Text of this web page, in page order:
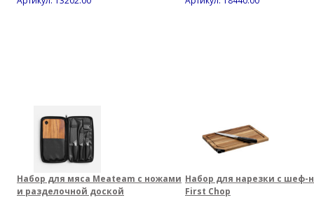
Набор для мяса Meateam с ножами
и разделочной доской
Набор для нарезки с шеф-
First Chop